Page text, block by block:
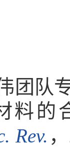
团队
料的
Rev.